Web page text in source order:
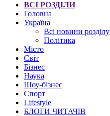
ВСІ РОЗДІЛИ
Головна
Україна
Всі новини розділу
Політика
Місто
Світ
Бізнес
Наука
Шоу-бізнес
Спорт
Lifestyle
БЛОГИ ЧИТАЧІВ